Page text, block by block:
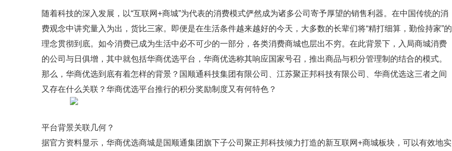
随着科技的深入发展，以“互联网+商城”为代表的消费模式俨然成为诸多公司寄予厚望的销售利器。在中国传统的消
费观念中讲究量入为出，货比三家。即便是在生活条件越来越好的今天，大多数的长辈们将“精打细算，勤俭持家”的
理念贯彻到底。如今消费已成为生活中必不可少的一部分，各类消费商城也层出不穷。在此背景下，入局商城消费
的公司与日俱增，其中就包括华商优选平台，华商优选称其响应国家号召，推出商品与积分管理制的结合的模式。
那么，华商优选到底有着怎样的背景？国顺通科技集团有限公司、江苏聚正邦科技有限公司、华商优选这三者之间
又存在什么关联？华商优选平台推行的积分奖励制度又有何特色？
平台背景关联几何？
据官方资料显示，华商优选商城是国顺通集团旗下子公司聚正邦科技倾力打造的新互联网+商城板块，可以有效地实